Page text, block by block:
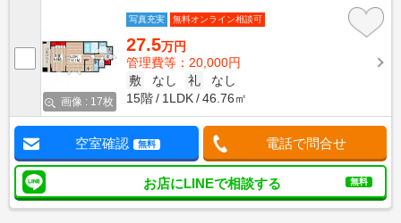
画像 : 17枚
写真充実 無料オンライン相談可
27.5万円
管理費等：20,000円
敷
なし 礼
なし
15階
1LDK 46.76㎡
空室確認 無料 電話で問合せ
お店にLINEで相談する 無料